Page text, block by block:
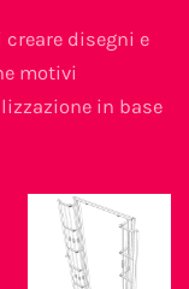
disegni e
motivi
in base